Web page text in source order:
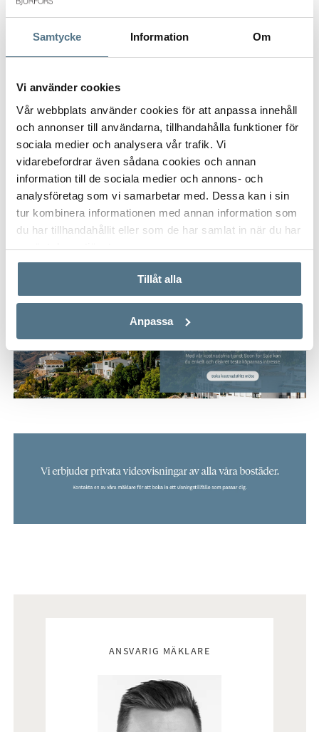
Samtycke Information Om
Vi använder cookies
Vår webbplats använder cookies för att anpassa innehåll
och annonser till användarna, tillhandahålla funktioner för
sociala medier och analysera vår trafik. Vi
vidarebefordrar även sådana cookies och annan
information till de sociala medier och annons- och
analysföretag som vi samarbetar med. Dessa kan i sin
tur kombinera informationen med annan information som
du har tillhandahållit eller som de har samlat in när du har
använt deras tjänster.
Tillåt alla
Anpassa
Beläget bara 600 meter från stranden, erbjuder Lago Varese
stormarknader, butiker, apotek och mysiga kaféer. För
golfentusiaster finns flera toppklassiga golfbanor i närheten,
medan shoppingälskare kommer att uppskatta närheten till
populära destinationer som La Zenia Boulevard och Dos
Mares köpcentrum.
Kontakta Bjurfors Costa Blanca idag för mer information eller
för att boka din privata visning av denna fantastiska
utveckling och göra Lago Varese till ditt drömboende vid
PLANRITNING
VISA INNEHÅLL
FAKTA OM BOSTADEN
VISA INNEHÅLL
OM MIL PALMERAS
VISA INNEHÅLL
ANSVARIG MÄKLARE